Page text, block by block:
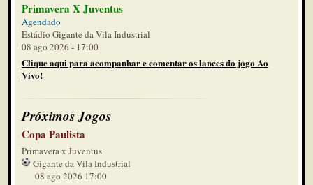
Primavera X Juventus
Agendado
Estádio Gigante da Vila Industrial
08 ago 2026 - 17:00
Clique aqui para acompanhar e comentar os lances do jogo Ao
Vivo!
Próximos Jogos
Copa Paulista
Primavera x Juventus
Gigante da Vila Industrial
08 ago 2026 17:00